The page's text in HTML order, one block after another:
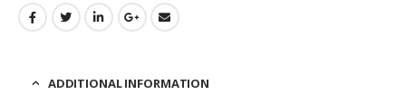
ADDITIONAL INFORMATION